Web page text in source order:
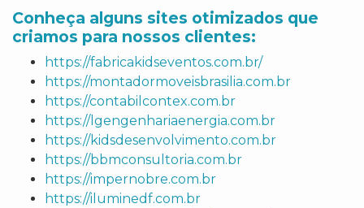
Conheça alguns sites otimizados que
criamos para nossos clientes:
https://fabricakidseventos.com.br/
https://montadormoveisbrasilia.com.br
https://contabilcontex.com.br
https://lgengenhariaenergia.com.br
https://kidsdesenvolvimento.com.br
https://bbmconsultoria.com.br
https://impernobre.com.br
https://iluminedf.com.br